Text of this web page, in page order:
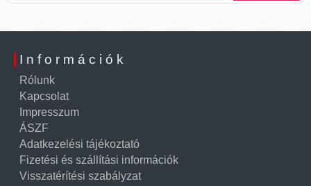
Információk
Rólunk
Kapcsolat
Impresszum
ÁSZF
Adatkezelési tájékoztató
Fizetési és szállítási információk
Visszatérítési szabályzat